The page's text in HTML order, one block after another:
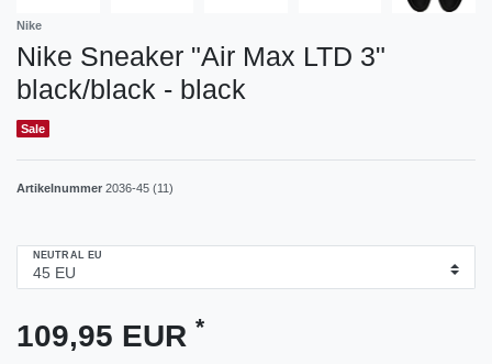
Nike
Nike Sneaker "Air Max LTD 3"
black/black - black
Sale
Artikelnummer 2036-45 (11)
NEUTRAL EU
109,95 EUR *